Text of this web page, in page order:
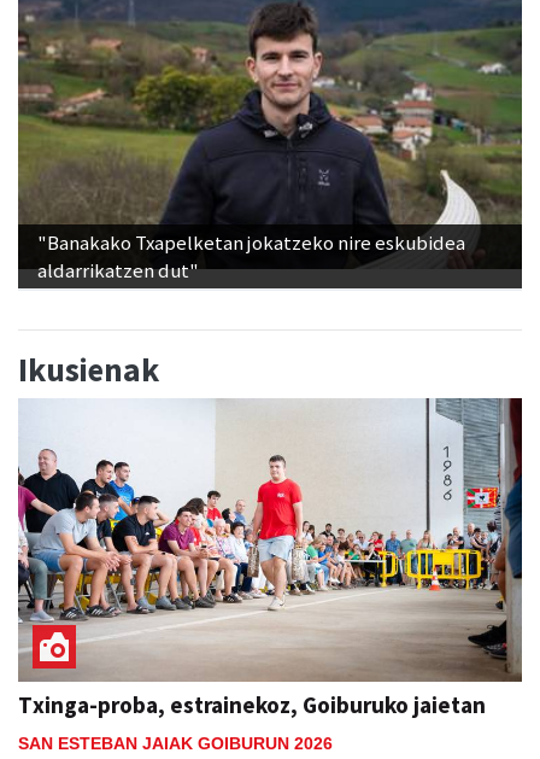
"Banakako Txapelketan jokatzeko nire eskubidea
aldarrikatzen dut"
Ikusienak
Txinga-proba, estrainekoz, Goiburuko jaietan
SAN ESTEBAN JAIAK GOIBURUN 2026